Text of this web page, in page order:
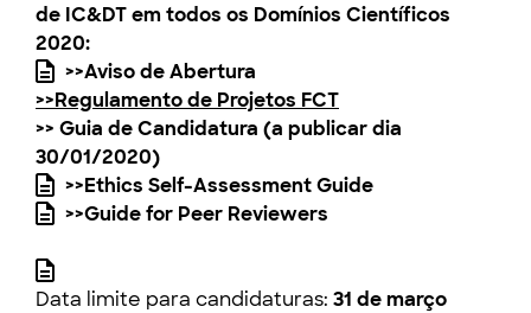
de IC&DT em todos os Domínios Científicos
2020:
>>Aviso de Abertura
>>Regulamento de Projetos FCT
>> Guia de Candidatura (a publicar dia
30/01/2020)
>>Ethics Self-Assessment Guide
>>Guide for Peer Reviewers
Data limite para candidaturas: 31 de março